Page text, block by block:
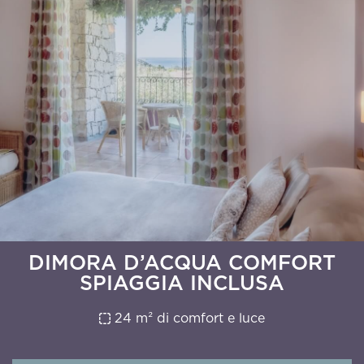
DIMORA D’ACQUA COMFORT
SPIAGGIA INCLUSA
24 m² di comfort e luce